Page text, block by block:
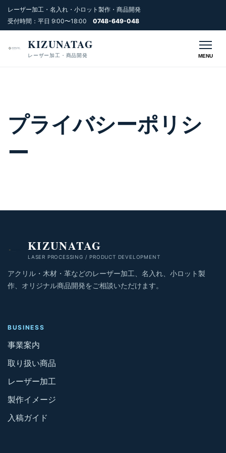
レーザー加工・名入れ・小ロット製作・商品開発
受付時間：平日 9:00〜18:00 0748-649-048
KIZUNATAG
レーザー加工・商品開発 MENU
プライバシーポリシ
ー
KIZUNATAG
LASER PROCESSING / PRODUCT DEVELOPMENT
アクリル・木材・革などのレーザー加工、名入れ、小ロット製
作、オリジナル商品開発をご相談いただけます。
BUSINESS
事業案内
取り扱い商品
レーザー加工
製作イメージ
入稿ガイド